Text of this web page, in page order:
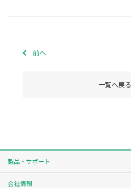
前へ
一覧へ戻る
製品・サポート
会社情報